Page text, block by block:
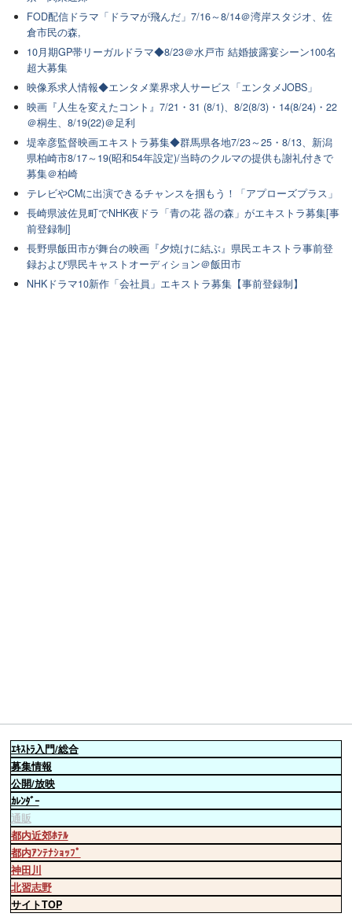
FOD配信ドラマ「ドラマが飛んだ」7/16～8/14＠湾岸スタジオ、佐
倉市民の森,
10月期GP帯リーガルドラマ◆8/23＠水戸市 結婚披露宴シーン100名
超大募集
映像系求人情報◆エンタメ業界求人サービス「エンタメJOBS」
映画『人生を変えたコント』7/21・31 (8/1)、8/2(8/3)・14(8/24)・22
＠桐生、8/19(22)＠足利
堤幸彦監督映画エキストラ募集◆群馬県各地7/23～25・8/13、新潟
県柏崎市8/17～19(昭和54年設定)/当時のクルマの提供も謝礼付きで
募集＠柏崎
テレビやCMに出演できるチャンスを掴もう！「アプローズプラス」
長崎県波佐見町でNHK夜ドラ「青の花 器の森」がエキストラ募集[事
前登録制]
長野県飯田市が舞台の映画『夕焼けに結ぶ』県民エキストラ事前登
録および県民キャストオーディション＠飯田市
NHKドラマ10新作「会社員」エキストラ募集【事前登録制】
ｴｷｽﾄﾗ入門/総合
募集情報
公開/放映
ｶﾚﾝﾀﾞｰ
通販
都内近郊ﾎﾃﾙ
都内ｱﾝﾃﾅｼｮｯﾌﾟ
神田川
北習志野
サイトTOP